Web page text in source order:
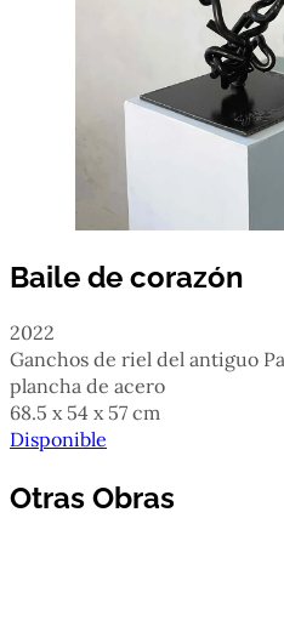
Baile de corazón
2022
ganchos de riel del antiguo Panama Canal Railway,
plancha de acero
68.5 x 54 x 57 cm
Disponible
Otras Obras